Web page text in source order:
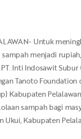
Untuk
menjadi
Inti Indosawit Subur
Tanoto Foundation
Kabupaten
sampah bagi
Ukui, Kabupaten